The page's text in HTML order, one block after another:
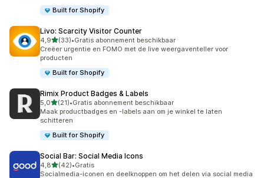
Built for Shopify
Livo: Scarcity Visitor Counter
4,9van 5 sterren
(33)
33 recensies in totaal
•Gratis abonnement beschikbaar
Creëer urgentie en FOMO met de live weergaventeller voor
producten
Built for Shopify
Rimix Product Badges & Labels
5,0van 5 sterren
(21)
21 recensies in totaal
•Gratis abonnement beschikbaar
Maak productbadges en -labels aan om je winkel te laten
schitteren
Built for Shopify
Social Bar: Social Media Icons
4,8van 5 sterren
(42)
42 recensies in totaal
•Gratis
Socialmedia-iconen en deelknoppen om het delen via social media